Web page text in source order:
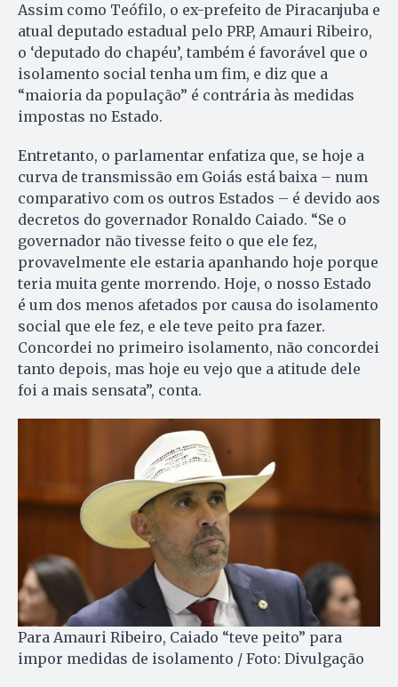
Assim como Teófilo, o ex-prefeito de Piracanjuba e
atual deputado estadual pelo PRP, Amauri Ribeiro,
o ‘deputado do chapéu’, também é favorável que o
isolamento social tenha um fim, e diz que a
“maioria da população” é contrária às medidas
impostas no Estado.
Entretanto, o parlamentar enfatiza que, se hoje a
curva de transmissão em Goiás está baixa – num
comparativo com os outros Estados – é devido aos
decretos do governador Ronaldo Caiado. “Se o
governador não tivesse feito o que ele fez,
provavelmente ele estaria apanhando hoje porque
teria muita gente morrendo. Hoje, o nosso Estado
é um dos menos afetados por causa do isolamento
social que ele fez, e ele teve peito pra fazer.
Concordei no primeiro isolamento, não concordei
tanto depois, mas hoje eu vejo que a atitude dele
foi a mais sensata”, conta.
Para Amauri Ribeiro, Caiado “teve peito” para
impor medidas de isolamento / Foto: Divulgação